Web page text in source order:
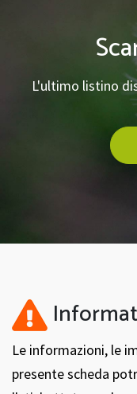
L'ultimo listino
Le informazioni, le
presente scheda